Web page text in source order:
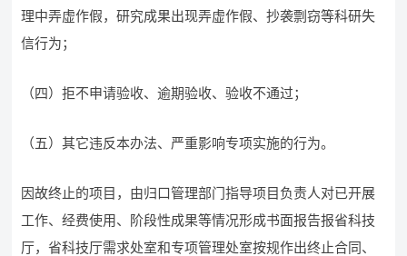
理中弄虚作假，研究成果出现弄虚作假、抄袭剽窃等科研失
信行为；
（四）拒不申请验收、逾期验收、验收不通过；
（五）其它违反本办法、严重影响专项实施的行为。
因故终止的项目，由归口管理部门指导项目负责人对已开展
工作、经费使用、阶段性成果等情况形成书面报告报省科技
厅，省科技厅需求处室和专项管理处室按规作出终止合同、